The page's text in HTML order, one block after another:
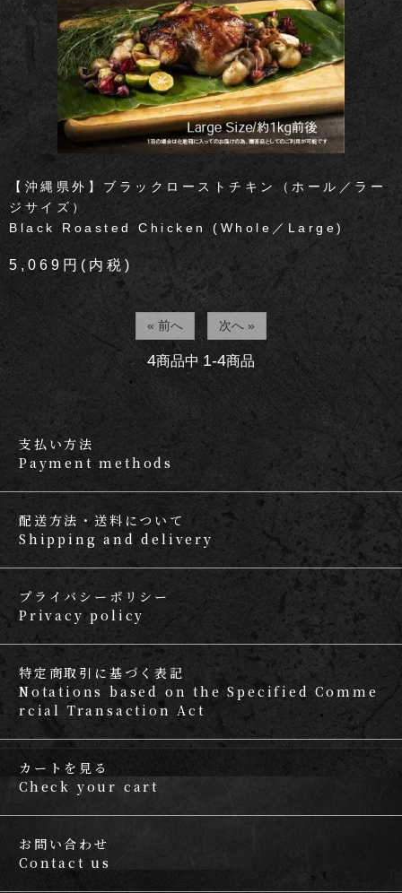
【沖縄県外】ブラックローストチキン（ホール／ラー
ジサイズ）
Black Roasted Chicken (Whole／Large)
5,069円(内税)
« 前へ 次へ »
4商品中 1-4商品
支払い方法
Payment methods
配送方法・送料について
Shipping and delivery
プライバシーポリシー
Privacy policy
特定商取引に基づく表記
Notations based on the Specified Comme
rcial Transaction Act
カートを見る
Check your cart
お問い合わせ
Contact us